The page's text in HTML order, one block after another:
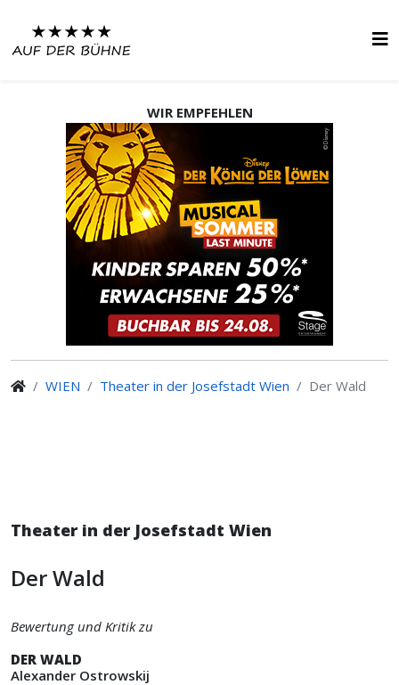
WIR EMPFEHLEN
WIEN Theater in der Josefstadt Wien Der Wald
Theater in der Josefstadt Wien
Der Wald
Bewertung und Kritik zu
DER WALD
Alexander Ostrowskij